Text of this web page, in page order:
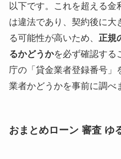
以下です。これを超える金
は違法であり、契約後に大
る可能性が高いため、 正規
るかどうかを必ず確認する
庁の「貸金業者登録番号」
業者かどうかを事前に調べ
おまとめローン 審査 ゆ